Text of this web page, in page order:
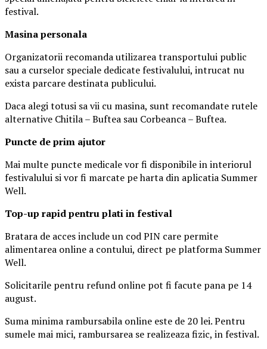
festival.
Masinapersonala
Organizatorii recomanda utilizarea transportului public
sau a curselor speciale dedicate festivalului, intrucat nu
exista parcare destinata publicului.
Daca alegi totusi sa vii cu masina, sunt recomandate rutele
alternative Chitila – Buftea sau Corbeanca – Buftea.
Puncte de prim ajutor
Mai multe puncte medicale vor fi disponibile in interiorul
festivalului si vor fi marcate pe harta din aplicatia Summer
Well.
Top-up rapid pentru plati in festival
Bratara de acces include un cod PIN care permite
alimentarea online a contului, direct pe platforma Summer
Well.
Solicitarile pentru refund online pot fi facute pana pe 14
august.
Suma minima rambursabila online este de 20 lei. Pentru
sumele mai mici, rambursarea se realizeaza fizic, in festival.